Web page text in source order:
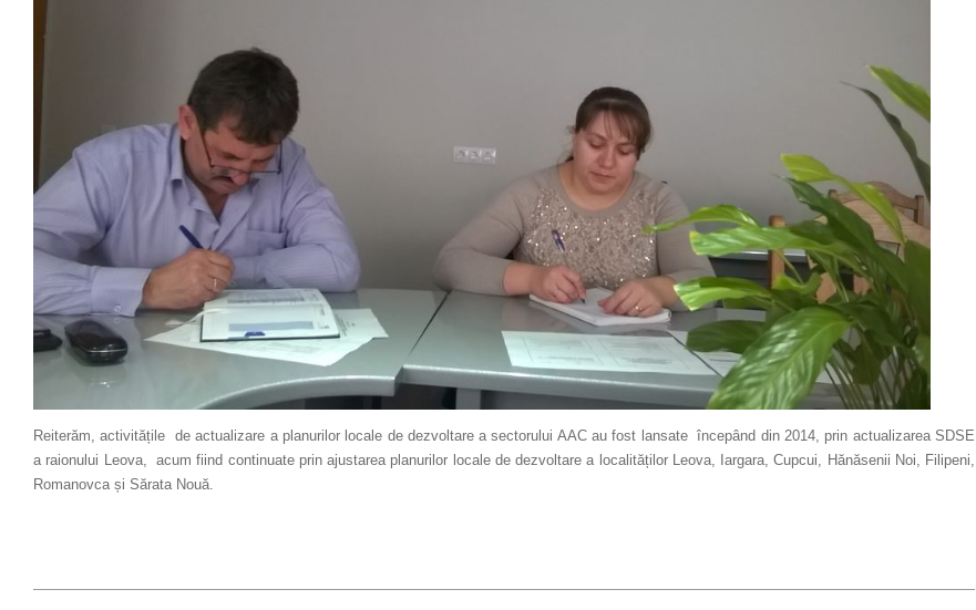
Reiterăm, activitățile de actualizare a planurilor locale de dezvoltare a sectorului AAC au fost lansate începând din 2014, prin actualizarea SDSE
a raionului Leova, acum fiind continuate prin ajustarea planurilor locale de dezvoltare a localităților Leova, Iargara, Cupcui, Hănăsenii Noi, Filipeni,
Romanovca și Sărata Nouă.